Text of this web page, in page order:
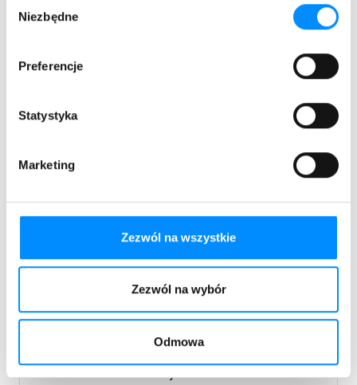
zgody
Niezbędne
Preferencje
Statystyka
Marketing
Zezwól na wszystkie
Zezwól na wybór
Odmowa
Manowo
Koszalin
Powiat kołobrzeski